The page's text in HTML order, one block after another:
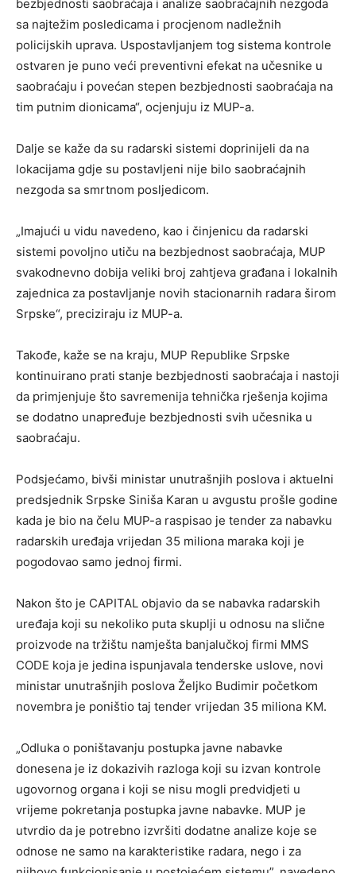
bezbjednosti saobraćaja i analize saobraćajnih nezgoda
sa najtežim posledicama i procjenom nadležnih
policijskih uprava. Uspostavljanjem tog sistema kontrole
ostvaren je puno veći preventivni efekat na učesnike u
saobraćaju i povećan stepen bezbjednosti saobraćaja na
tim putnim dionicama“, ocjenjuju iz MUP-a.
Dalje se kaže da su radarski sistemi doprinijeli da na
lokacijama gdje su postavljeni nije bilo saobraćajnih
nezgoda sa smrtnom posljedicom.
„Imajući u vidu navedeno, kao i činjenicu da radarski
sistemi povoljno utiču na bezbjednost saobraćaja, MUP
svakodnevno dobija veliki broj zahtjeva građana i lokalnih
zajednica za postavljanje novih stacionarnih radara širom
Srpske“, preciziraju iz MUP-a.
Takođe, kaže se na kraju, MUP Republike Srpske
kontinuirano prati stanje bezbjednosti saobraćaja i nastoji
da primjenjuje što savremenija tehnička rješenja kojima
se dodatno unapređuje bezbjednosti svih učesnika u
saobraćaju.
Podsjećamo, bivši ministar unutrašnjih poslova i aktuelni
predsjednik Srpske Siniša Karan u avgustu prošle godine
kada je bio na čelu MUP-a raspisao je tender za nabavku
radarskih uređaja vrijedan 35 miliona maraka koji je
pogodovao samo jednoj firmi.
Nakon što je CAPITAL objavio da se nabavka radarskih
uređaja koji su nekoliko puta skuplji u odnosu na slične
proizvode na tržištu namješta banjalučkoj firmi MMS
CODE koja je jedina ispunjavala tenderske uslove, novi
ministar unutrašnjih poslova Željko Budimir početkom
novembra je poništio taj tender vrijedan 35 miliona KM.
„Odluka o poništavanju postupka javne nabavke
donesena je iz dokazivih razloga koji su izvan kontrole
ugovornog organa i koji se nisu mogli predvidjeti u
vrijeme pokretanja postupka javne nabavke. MUP je
utvrdio da je potrebno izvršiti dodatne analize koje se
odnose ne samo na karakteristike radara, nego i za